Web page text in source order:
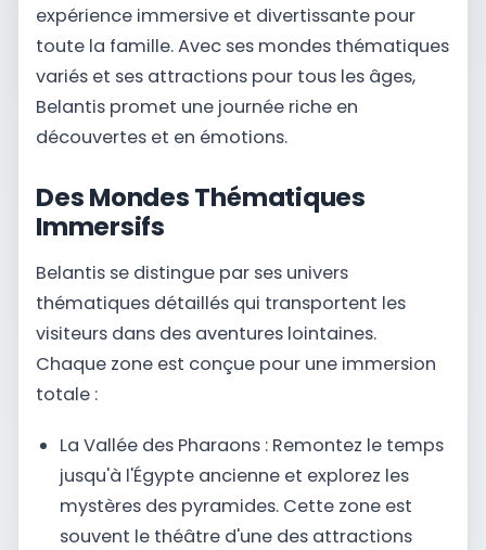
expérience immersive et divertissante pour
toute la famille. Avec ses mondes thématiques
variés et ses attractions pour tous les âges,
Belantis promet une journée riche en
découvertes et en émotions.
Des Mondes Thématiques
Immersifs
Belantis se distingue par ses univers
thématiques détaillés qui transportent les
visiteurs dans des aventures lointaines.
Chaque zone est conçue pour une immersion
totale :
La Vallée des Pharaons : Remontez le temps
jusqu'à l'Égypte ancienne et explorez les
mystères des pyramides. Cette zone est
souvent le théâtre d'une des attractions